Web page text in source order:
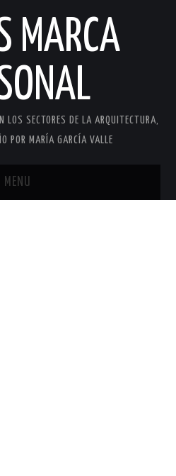
MARCA
LOS SECTORES DE LA ARQUITECTURA,
POR MARÍA GARCÍA VALLE
MENU